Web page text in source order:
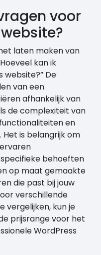
voor
laten maken van
kan ik
website?” De
van een
afhankelijk van
de complexiteit van
en
is belangrijk om
behoeften
op maat gemaakte
die past bij jouw
verschillende
vergelijken, kun je
prijsrange voor het
WordPress